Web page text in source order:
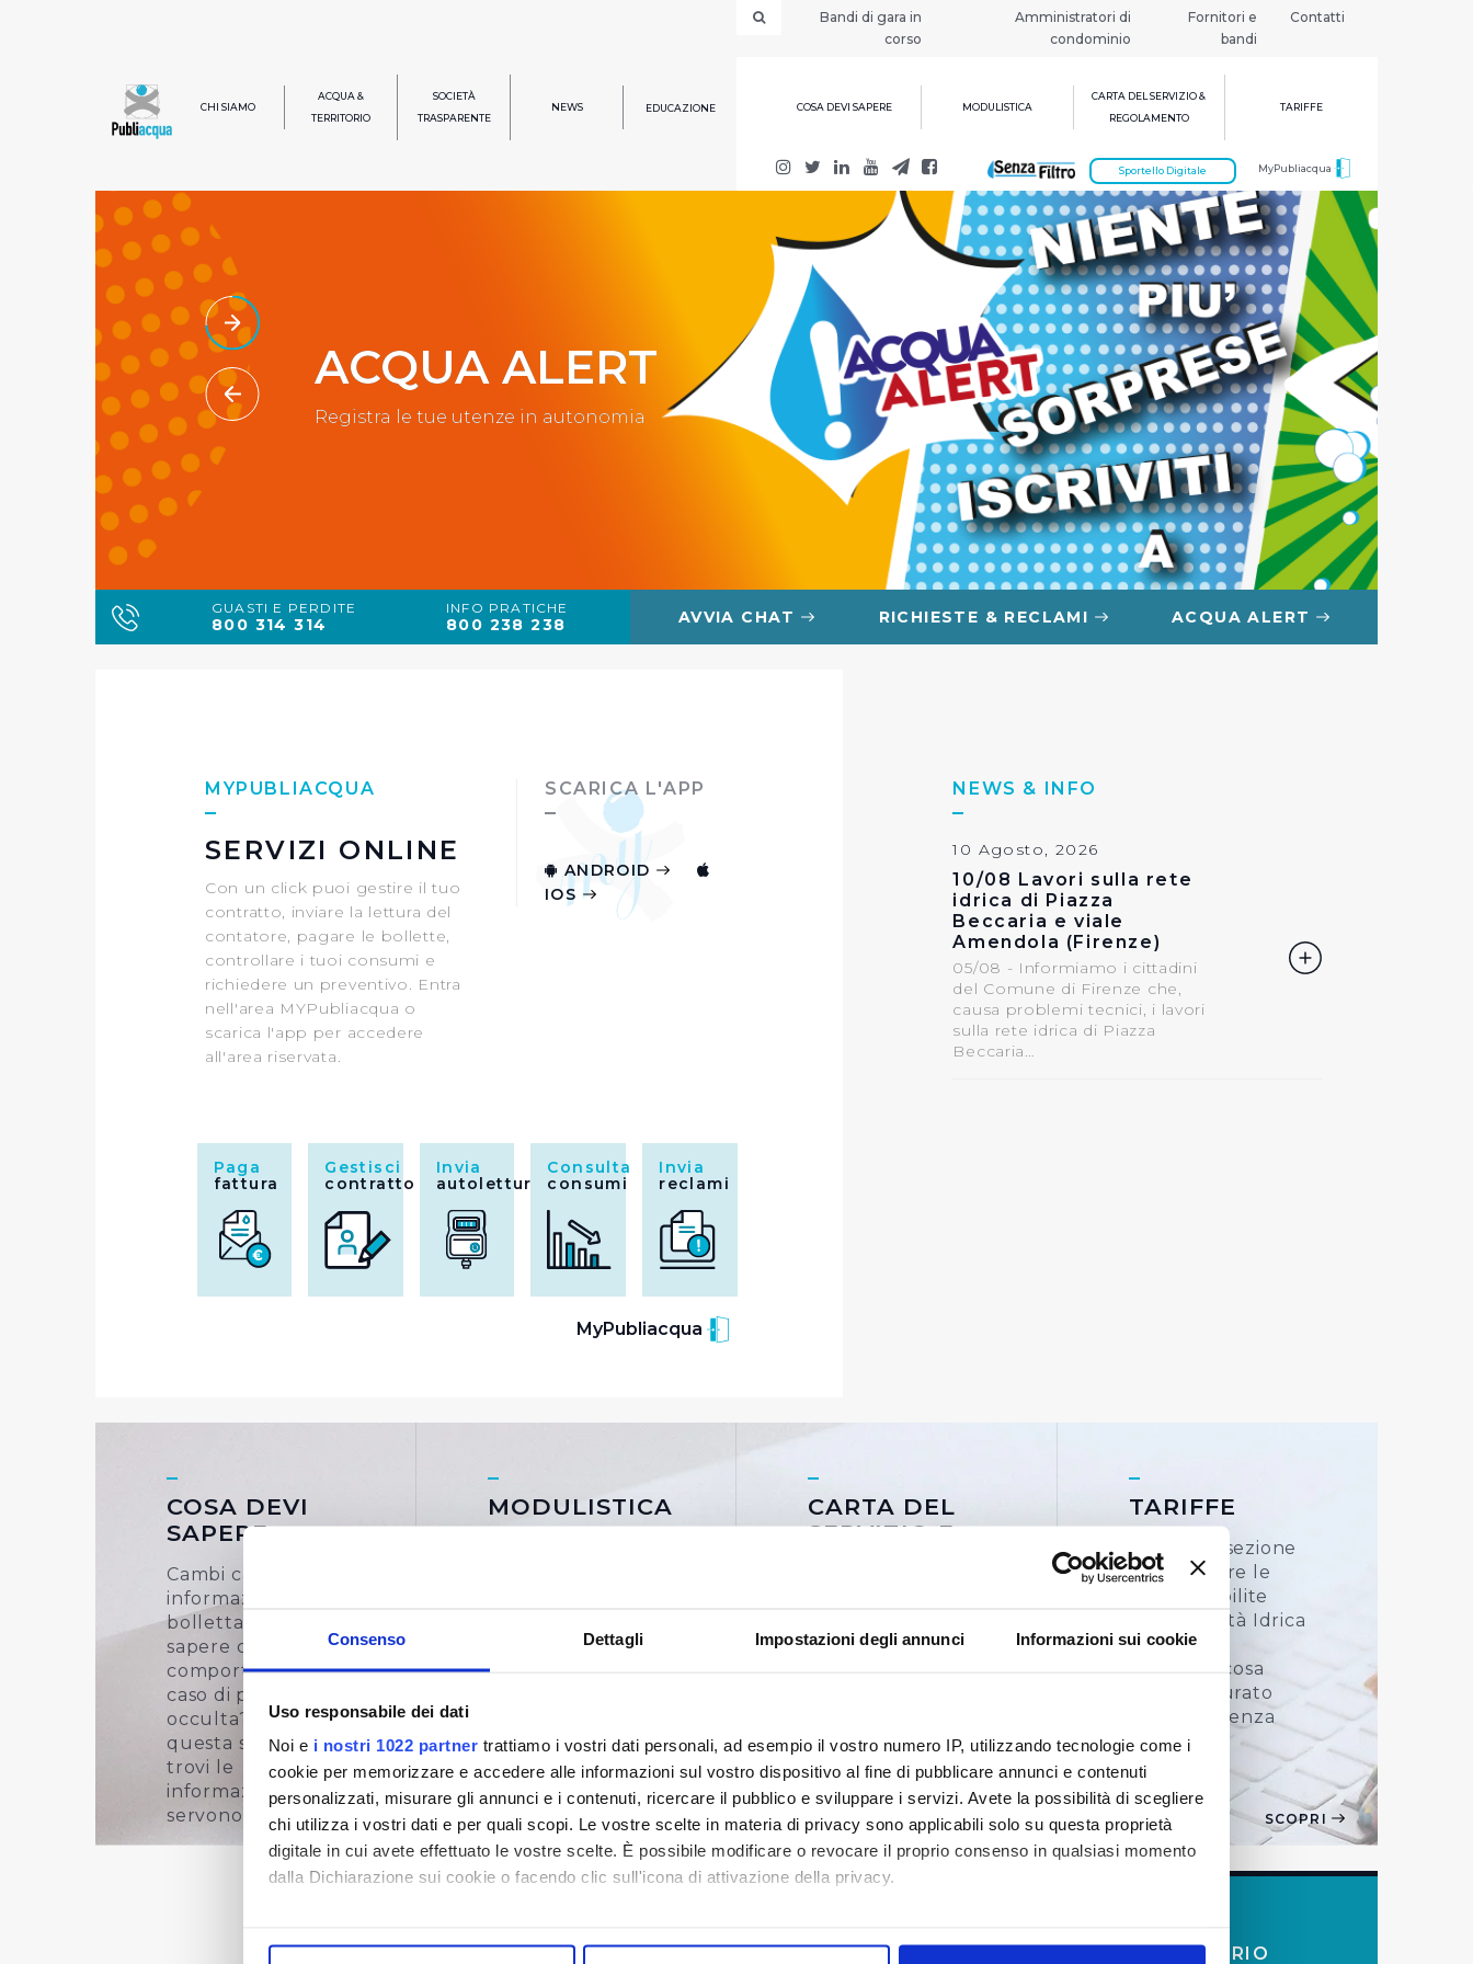
Consenso Dettagli Impostazioni degli annunci Informazioni sui cookie
Uso responsabile dei dati
Noi e i nostri 1022 partner trattiamo i vostri dati personali, ad esempio il vostro numero IP, utilizzando tecnologie come i
cookie per memorizzare e accedere alle informazioni sul vostro dispositivo al fine di pubblicare annunci e contenuti
personalizzati, misurare gli annunci e i contenuti, ricercare il pubblico e sviluppare i servizi. Avete la possibilità di scegliere
chi utilizza i vostri dati e per quali scopi. Le vostre scelte in materia di privacy sono applicabili solo su questa proprietà
digitale in cui avete effettuato le vostre scelte. È possibile modificare o revocare il proprio consenso in qualsiasi momento
dalla Dichiarazione sui cookie o facendo clic sull'icona di attivazione della privacy.
Bandi di gara in
corso
Amministratori di
condominio
Fornitori e
bandi
Contatti
CHI SIAMO
ACQUA &
TERRITORIO
SOCIETÀ
TRASPARENTE
NEWS EDUCAZIONE COSA DEVI SAPERE MODULISTICA
CARTA DEL SERVIZIO &
REGOLAMENTO
TARIFFE
MyPubliacqua
Sportello Digitale
ACQUA ALERT
Registra le tue utenze in autonomia
GUASTI E PERDITE
800 314 314
INFO PRATICHE
800 238 238 AVVIA CHAT RICHIESTE & RECLAMI ACQUA ALERT
MYPUBLIACQUA
SERVIZI ONLINE
Con un click puoi gestire il tuo
contratto, inviare la lettura del
contatore, pagare le bollette,
controllare i tuoi consumi e
richiedere un preventivo. Entra
nell'area MYPubliacqua o
scarica l'app per accedere
all'area riservata.
Paga
fattura
Gestisci
contratto
Invia
autolettura
Consulta
consumi
Invia
reclami
MyPubliacqua
SCARICA L'APP
ANDROID
IOS
NEWS & INFO
10 Agosto, 2026
10/08 Lavori sulla rete
idrica di Piazza
Beccaria e viale
Amendola (Firenze)
05/08 - Informiamo i cittadini
del Comune di Firenze che,
causa problemi tecnici, i lavori
sulla rete idrica di Piazza
Beccaria…
COSA DEVI
SAPERE
Cambi casa, cerchi
informazioni sulla
bolletta, vuoi
sapere come
comportarti in
caso di perdita
occulta? In
questa sezione
trovi le
informazioni che ti
servono
SCOPRI
MODULISTICA
prestazioni,
modifiche al
altro
SCOPRI
CARTA DEL
SERVIZIO E
Regolamento
fissano principi,
criteri e modalità
per l’erogazione
del servizio
SCOPRI
TARIFFE
In questa sezione
puoi trovare le
tariffe stabilite
dall’Autorità Idrica
Toscana e
verificare cosa
viene fatturato
alla tua utenza
SCOPRI
TERRITORIO